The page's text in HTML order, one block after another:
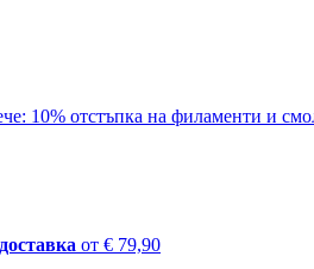
10% отстъпка на филаменти и
от € 79,90